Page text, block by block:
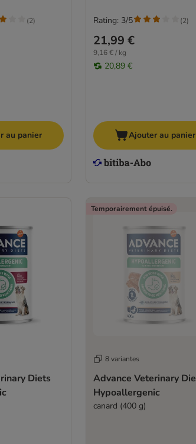
(2)
au panier
21,99 €
9,16 € / kg
20,89 €
Rating: 3/5 (2)
Ajouter au panier
Diets
Temporairement épuisé.
8 variantes
Advance Veterinary
Hypoallergenic
canard (400 g)